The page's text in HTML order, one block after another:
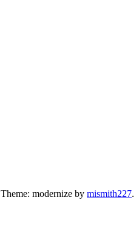
Theme: modernize by mismith227.